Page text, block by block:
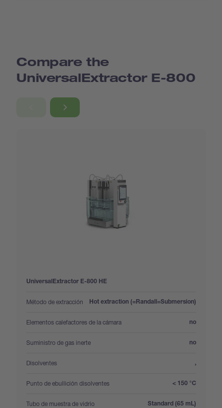
Compare the
UniversalExtractor E-800
UniversalExtractor E-800 HE
Método de extracción
: Hot extraction (=Randall=Submersion)
Elementos calefactores de la cámara
: no
Suministro de gas inerte
: no
Disolventes
: ,
Punto de ebullición disolventes
: < 150 °C
Tubo de muestra de vidrio
: Standard (65 mL)